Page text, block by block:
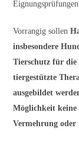
Vorrangig sollen
insbesondere
Tierschutz für die
tiergestützte
ausgebildet
Möglichkeit keine
Vermehrung oder